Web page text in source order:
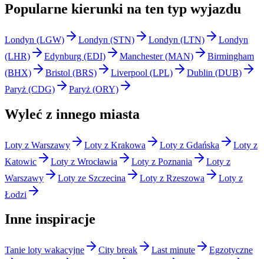
Popularne kierunki na ten typ wyjazdu
Londyn (LGW) Londyn (STN) Londyn (LTN)
Londyn
(LHR)
Edynburg (EDI) Manchester (MAN)
Birmingham
(BHX)
Bristol (BRS) Liverpool (LPL)
Dublin (DUB)
Paryż (CDG)
Paryż (ORY)
Wyleć z innego miasta
Loty z Warszawy Loty z Krakowa Loty z Gdańska
Loty z
Katowic
Loty z Wrocławia Loty z Poznania
Loty z
Warszawy
Loty ze Szczecina Loty z Rzeszowa
Loty z
Łodzi
Inne inspiracje
Tanie loty wakacyjne City break Last minute
Egzotyczne